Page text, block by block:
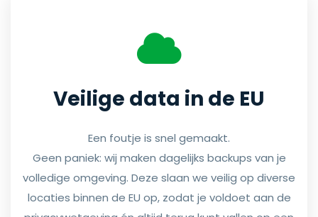
Veilige data in de EU
Een foutje is snel gemaakt.
Geen paniek: wij maken dagelijks backups van je
volledige omgeving. Deze slaan we veilig op diverse
locaties binnen de EU op, zodat je voldoet aan de